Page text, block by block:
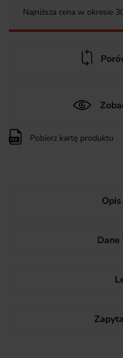
Najniższa cena w okresie
Pobierz kartę produktu
Dane